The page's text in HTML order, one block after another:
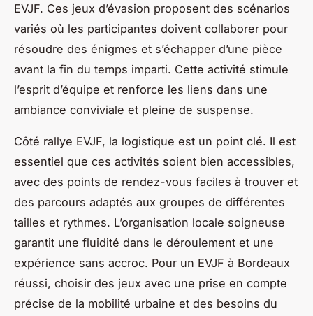
EVJF. Ces jeux d’évasion proposent des scénarios
variés où les participantes doivent collaborer pour
résoudre des énigmes et s’échapper d’une pièce
avant la fin du temps imparti. Cette activité stimule
l’esprit d’équipe et renforce les liens dans une
ambiance conviviale et pleine de suspense.
Côté rallye EVJF, la logistique est un point clé. Il est
essentiel que ces activités soient bien accessibles,
avec des points de rendez-vous faciles à trouver et
des parcours adaptés aux groupes de différentes
tailles et rythmes. L’organisation locale soigneuse
garantit une fluidité dans le déroulement et une
expérience sans accroc. Pour un EVJF à Bordeaux
réussi, choisir des jeux avec une prise en compte
précise de la mobilité urbaine et des besoins du